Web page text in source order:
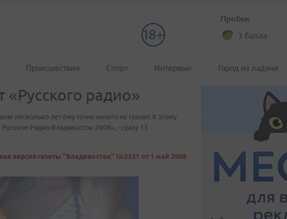
Пробки
3 балла
Происшествия Спорт Интервью Город на ладони
радио»
несколько лет ему точно ничего не грозит. К этому
Радио-Владивосток-2008», - сразу 13
версия газеты "Владивосток" №2331 от 1 май 2008